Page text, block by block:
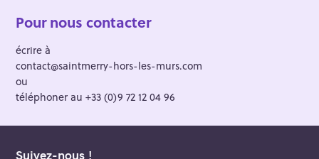
Pour nous contacter
écrire à
contact@saintmerry-hors-les-murs.com
ou
téléphoner au +33 (0)9 72 12 04 96
Suivez-nous !